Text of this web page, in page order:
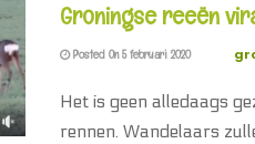
Groningse reeën
Posted On 5 februari 2020
Het is geen alledaags
rennen. Wandelaars